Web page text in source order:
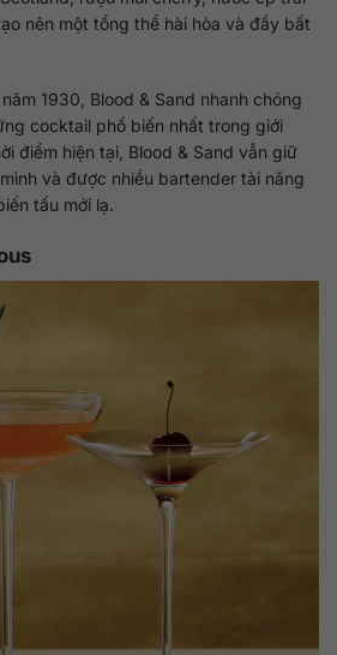
nên một tổng thể hài hòa và đầy bất
1930, Blood & Sand nhanh chóng
cocktail phổ biến nhất trong giới
điểm hiện tại, Blood & Sand vẫn giữ
và được nhiều bartender tài năng
tấu mới lạ.